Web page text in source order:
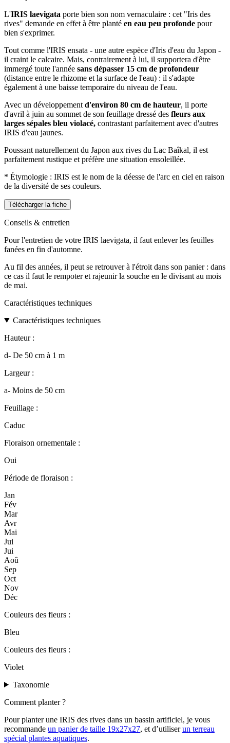
L'IRIS laevigata porte bien son nom vernaculaire : cet "Iris des
rives" demande en effet à être planté en eau peu profonde pour
bien s'exprimer.
Tout comme l'IRIS ensata - une autre espèce d'Iris d'eau du Japon -
il craint le calcaire. Mais, contrairement à lui, il supportera d'être
immergé toute l'année sans dépasser 15 cm de profondeur
(distance entre le rhizome et la surface de l'eau) : il s'adapte
également à une baisse temporaire du niveau de l'eau.
Avec un développement d'environ 80 cm de hauteur, il porte
d'avril à juin au sommet de son feuillage dressé des fleurs aux
larges sépales bleu violacé, contrastant parfaitement avec d'autres
IRIS d'eau jaunes.
Poussant naturellement du Japon aux rives du Lac Baîkal, il est
parfaitement rustique et préfère une situation ensoleillée.
* Étymologie : IRIS est le nom de la déesse de l'arc en ciel en raison
de la diversité de ses couleurs.
Télécharger la fiche
Conseils & entretien
Pour l'entretien de votre IRIS laevigata, il faut enlever les feuilles
fanées en fin d'automne.
Au fil des années, il peut se retrouver à l'étroit dans son panier : dans
ce cas il faut le rempoter et rajeunir la souche en le divisant au mois
de mai.
Caractéristiques techniques
Caractéristiques techniques
Hauteur :
d- De 50 cm à 1 m
Largeur :
a- Moins de 50 cm
Feuillage :
Caduc
Floraison ornementale :
Oui
Période de floraison :
Jan
Fév
Mar
Avr
Mai
Jui
Jui
Aoû
Sep
Oct
Nov
Déc
Couleurs des fleurs :
Bleu
Couleurs des fleurs :
Violet
Taxonomie
Comment planter ?
Pour planter une IRIS des rives dans un bassin artificiel, je vous
recommande un panier de taille 19x27x27, et d’utiliserun terreau
spécial plantes aquatiques.